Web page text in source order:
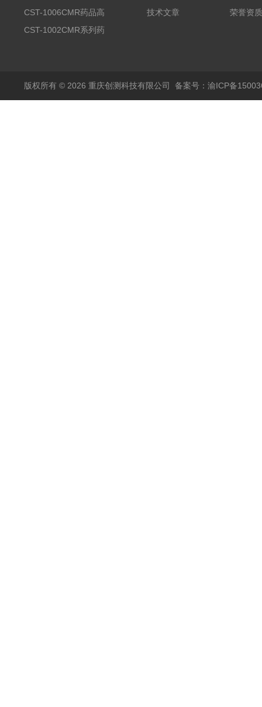
品高温试验箱
CST-1006CMR药品高
温试验箱
CST-1002CMR系列药
技术文章
荣誉资质
版权所有 © 2026 重庆创测科技有限公司 备案号：渝ICP备